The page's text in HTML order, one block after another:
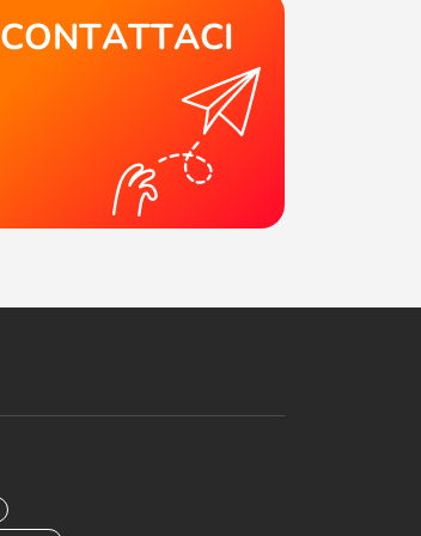
CONTATTACI